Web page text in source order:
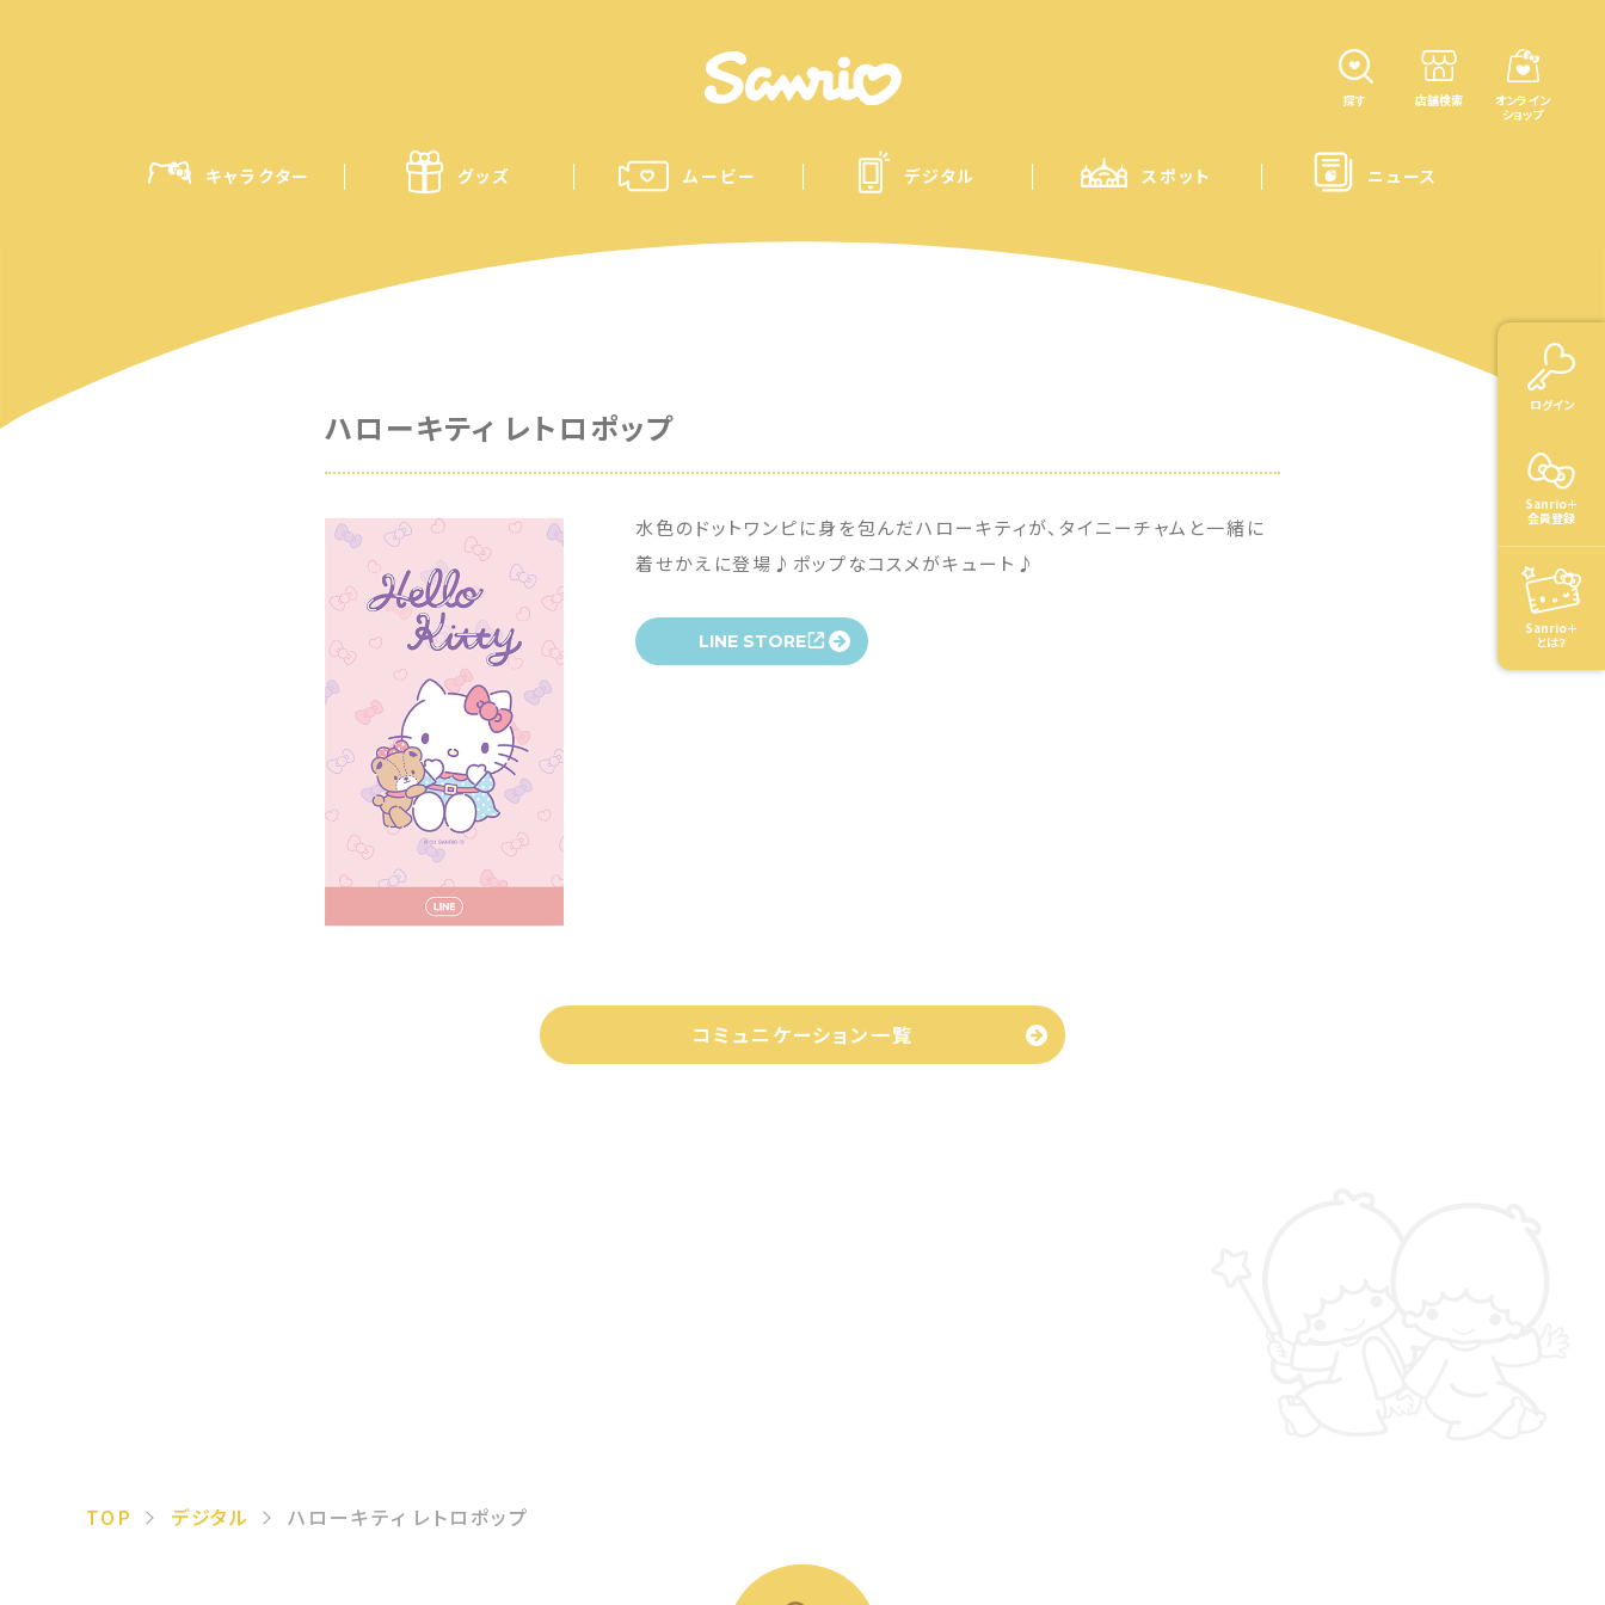
ログイン
Sanrio＋
会員登録
Sanrio＋
とは？
探す 店舗検索
オンライン
ショップ
キャラクター グッズ ムービー デジタル スポット ニュース
ハローキティ レトロポップ
水色のドットワンピに身を包んだハローキティが、タイニーチャムと一緒に
着せかえに登場♪ポップなコスメがキュート♪
LINE STORE
コミュニケーション一覧
TOP デジタル ハローキティ レトロポップ